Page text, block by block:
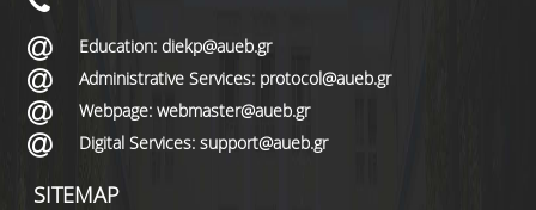
Education: diekp@aueb.gr
Administrative Services: protocol@aueb.gr
Webpage: webmaster@aueb.gr
Digital Services: support@aueb.gr
SITEMAP